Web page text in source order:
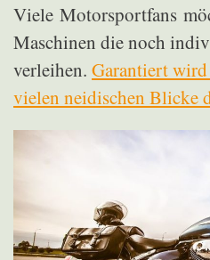
Viele Motorsportfans
Maschinen die noch
verleihen. Garantiert wird
vielen neidischen Blicke